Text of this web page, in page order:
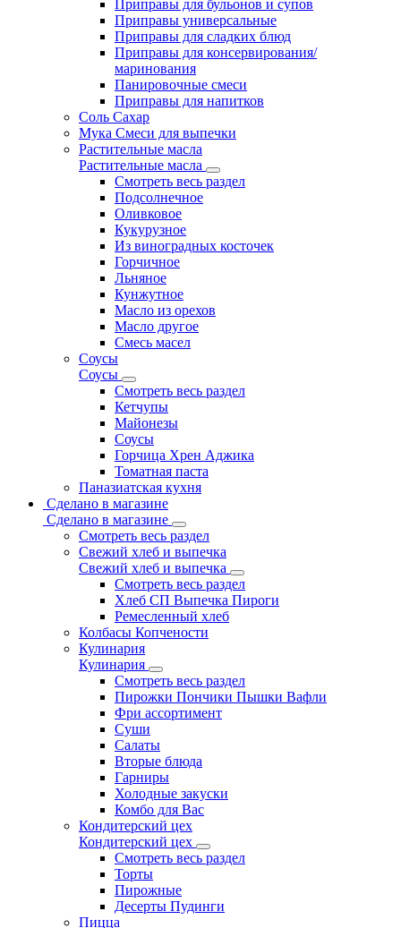
Приправы для бульонов и супов
Приправы универсальные
Приправы для сладких блюд
Приправы для консервирования/
маринования
Панировочные смеси
Приправы для напитков
Соль Сахар
Мука Смеси для выпечки
Растительные масла
Растительные масла
Смотреть весь раздел
Подсолнечное
Оливковое
Кукурузное
Из виноградных косточек
Горчичное
Льняное
Кунжутное
Масло из орехов
Масло другое
Смесь масел
Соусы
Соусы
Смотреть весь раздел
Кетчупы
Майонезы
Соусы
Горчица Хрен Аджика
Томатная паста
Паназиатская кухня
Сделано в магазине
Сделано в магазине
Смотреть весь раздел
Свежий хлеб и выпечка
Свежий хлеб и выпечка
Смотреть весь раздел
Хлеб СП Выпечка Пироги
Ремесленный хлеб
Колбасы Копчености
Кулинария
Кулинария
Смотреть весь раздел
Пирожки Пончики Пышки Вафли
Фри ассортимент
Суши
Салаты
Вторые блюда
Гарниры
Холодные закуски
Комбо для Вас
Кондитерский цех
Кондитерский цех
Смотреть весь раздел
Торты
Пирожные
Десерты Пудинги
Пицца